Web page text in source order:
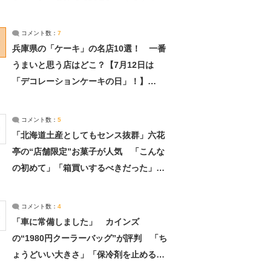
コメント数： 7
兵庫県の「ケーキ」の名店10選！ 一番
うまいと思う店はどこ？【7月12日は
「デコレーションケーキの日」！】
コメント数： 5
「北海道土産としてもセンス抜群」六花
亭の“店舗限定”お菓子が人気 「こんな
の初めて」「箱買いするべきだった」
コメント数： 4
「車に常備しました」 カインズ
の“1980円クーラーバッグ”が評判 「ち
ょうどいい大きさ」「保冷剤を止めるベ